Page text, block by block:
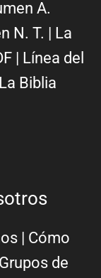
A.
N. T.
La
Línea del
Biblia
| Cómo
Grupos de